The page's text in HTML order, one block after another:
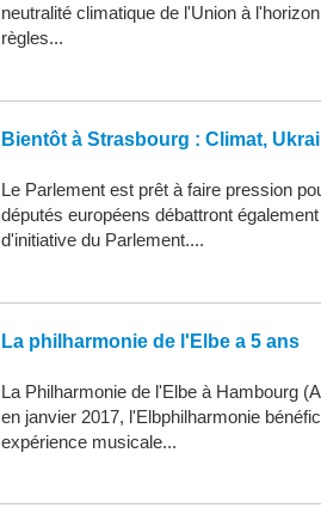
neutralité climatique de l'Union à
règles...
Bientôt à Strasbourg : Climat,
Le Parlement est prêt à faire pression
députés européens débattront
d'initiative du Parlement....
La philharmonie de l'Elbe a 5 ans
La Philharmonie de l'Elbe à Hambourg
en janvier 2017, l'Elbphilharmonie
expérience musicale...